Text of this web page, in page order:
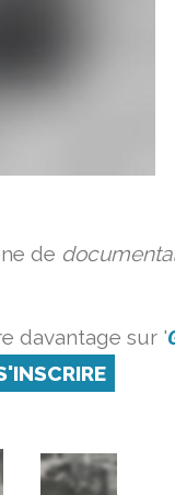
de
davantage sur '